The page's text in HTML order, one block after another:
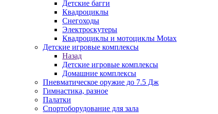
Детские багги
Квадроциклы
Снегоходы
Электроскутеры
Квадроциклы и мотоциклы Motax
Детские игровые комплексы
Назад
Детские игровые комплексы
Домашние комплексы
Пневматическое оружие до 7.5 Дж
Гимнастика, разное
Палатки
Спортоборудование для зала